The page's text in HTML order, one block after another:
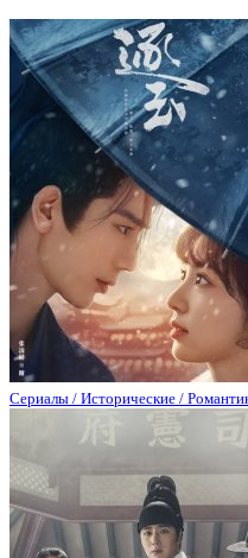
Сериалы / Исторические /